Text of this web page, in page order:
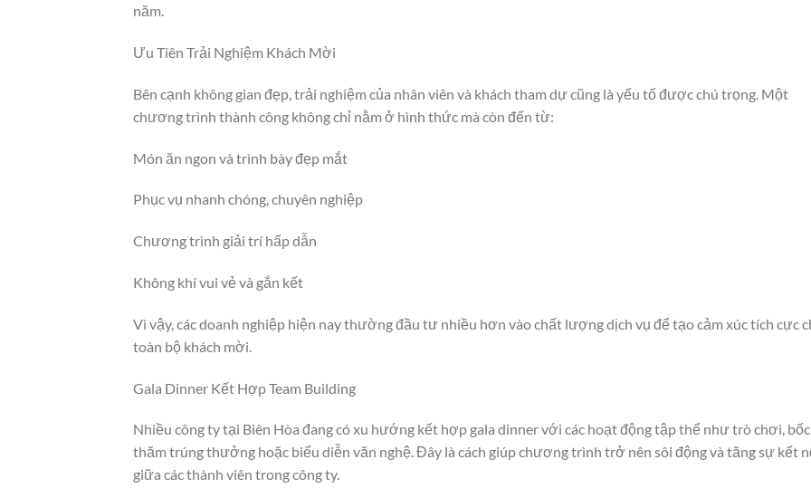
năm.
Ưu Tiên Trải Nghiệm Khách Mời
Bên cạnh không gian đẹp, trải nghiệm của nhân viên và khách tham dự cũng là yếu tố được chú trọng. Một
chương trình thành công không chỉ nằm ở hình thức mà còn đến từ:
Món ăn ngon và trình bày đẹp mắt
Phục vụ nhanh chóng, chuyên nghiệp
Chương trình giải trí hấp dẫn
Không khí vui vẻ và gắn kết
Vì vậy, các doanh nghiệp hiện nay thường đầu tư nhiều hơn vào chất lượng dịch vụ để tạo cảm xúc tích cực
toàn bộ khách mời.
Gala Dinner Kết Hợp Team Building
Nhiều công ty tại Biên Hòa đang có xu hướng kết hợp gala dinner với các hoạt động tập thể như trò chơi, bốc
thăm trúng thưởng hoặc biểu diễn văn nghệ. Đây là cách giúp chương trình trở nên sôi động và tăng sự kết
giữa các thành viên trong công ty.